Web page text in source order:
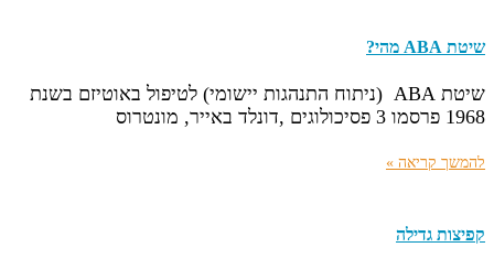
שיטת ABA מהי?
שיטת ABA (ניתוח התנהגות יישומי) לטיפול באוטיזם בשנת
1968 פרסמו 3 פסיכולוגים ,דונלד באייר, מונטרוס
להמשך קריאה »
קפיצות גדילה